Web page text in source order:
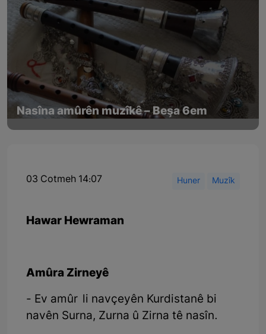
Nasîna amûrên muzîkê – Beşa 6em
03 Cotmeh 14:07 Huner Muzîk
Hawar Hewraman
Amûra Zirneyê
- Ev amûr li navçeyên Kurdistanê bi
navên Surna, Zurna û Zirna tê nasîn.